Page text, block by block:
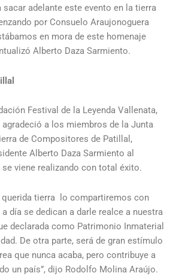
sacar adelante este evento en la tierra
por Consuelo Araujonoguera
en mora de este homenaje
Alberto Daza Sarmiento.
Festival de la Leyenda Vallenata,
a los miembros de la Junta
de Compositores de Patillal,
Alberto Daza Sarmiento al
viene realizando con total éxito.
querida tierra lo compartiremos con
día se dedican a darle realce a nuestra
declarada como Patrimonio Inmaterial
De otra parte, será de gran estímulo
que nunca acaba, pero contribuye a
un país”, dijo Rodolfo Molina Araújo.